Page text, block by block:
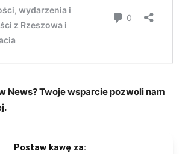
News? Twoje wsparcie pozwoli nam
Postaw kawę za: